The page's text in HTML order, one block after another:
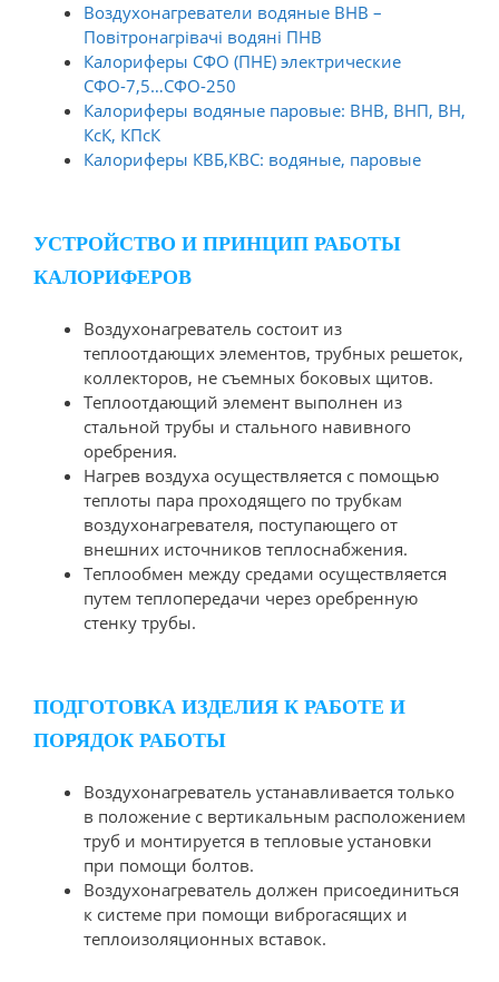
Воздухонагреватели водяные ВНВ –
Повітронагрівачі водяні ПНВ
Калориферы СФО (ПНЕ) электрические
СФО-7,5…СФО-250
Калориферы водяные паровые: ВНВ, ВНП, ВН,
КсК, КПсК
Калориферы КВБ,КВС: водяные, паровые
УСТРОЙСТВО И ПРИНЦИП РАБОТЫ
КАЛОРИФЕРОВ
Воздухонагреватель состоит из
теплоотдающих элементов, трубных решеток,
коллекторов, не съемных боковых щитов.
Теплоотдающий элемент выполнен из
стальной трубы и стального навивного
оребрения.
Нагрев воздуха осуществляется с помощью
теплоты пара проходящего по трубкам
воздухонагревателя, поступающего от
внешних источников теплоснабжения.
Теплообмен между средами осуществляется
путем теплопередачи через оребренную
стенку трубы.
ПОДГОТОВКА ИЗДЕЛИЯ К РАБОТЕ И
ПОРЯДОК РАБОТЫ
Воздухонагреватель устанавливается только
в положение с вертикальным расположением
труб и монтируется в тепловые установки
при помощи болтов.
Воздухонагреватель должен присоединиться
к системе при помощи виброгасящих и
теплоизоляционных вставок.